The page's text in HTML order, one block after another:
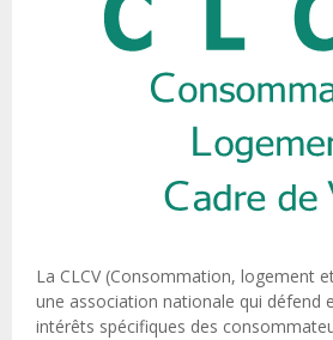
La CLCV (Consommation, logement
une association nationale qui défend
intérêts spécifiques des